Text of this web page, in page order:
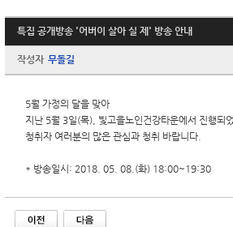
특집 공개방송 '어버이 살아 실 제' 방송 안내
작성자 무돌길
5월 가정의 달을 맞아
지난 5월 3일(목), 빛고을노인건강타운에서 진행되
청취자 여러분의 많은 관심과 청취 바랍니다.
* 방송일시: 2018. 05. 08.(화) 18:00~19:30